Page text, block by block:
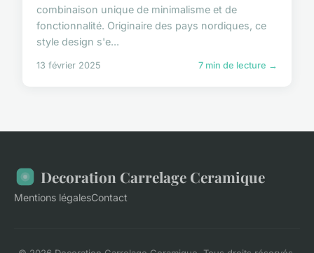
combinaison unique de minimalisme et de
fonctionnalité. Originaire des pays nordiques, ce
style design s'e...
13 février 2025 7 min de lecture →
Decoration Carrelage Ceramique
Mentions légalesContact